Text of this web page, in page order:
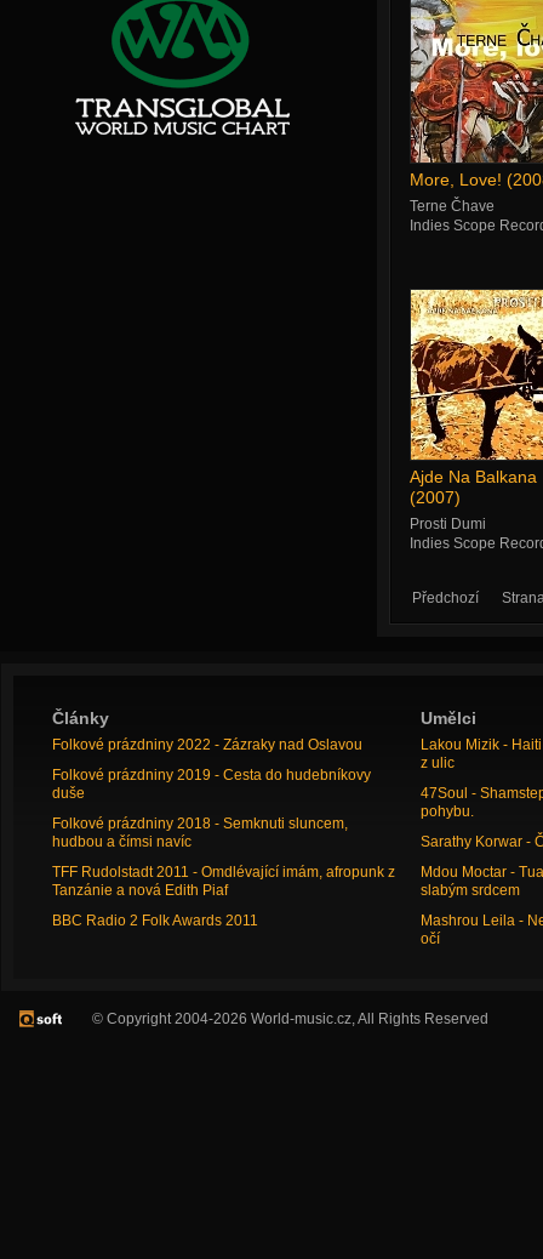
More, Love!
Terne Čhave
Indies Scope
Ajde Na Balkana
(2007)
Prosti Dumi
Indies Scope
Předchozí
Články
Folkové prázdniny 2022 - Zázraky nad Oslavou
Folkové prázdniny 2019 - Cesta do hudebníkovy
duše
Folkové prázdniny 2018 - Semknuti sluncem,
hudbou a čímsi navíc
TFF Rudolstadt 2011 - Omdlévající imám, afropunk z
Tanzánie a nová Edith Piaf
BBC Radio 2 Folk Awards 2011
Umělci
Lakou Mizik -
z ulic
47Soul -
pohybu.
Sarathy Korwar -
Mdou Moctar -
slabým srdcem
Mashrou Leila -
očí
© Copyright 2004-2026 World-music.cz, All Rights Reserved